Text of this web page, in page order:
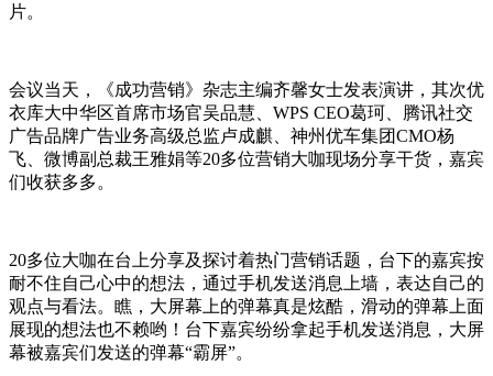
片。
会议当天，《成功营销》杂志主编齐馨女士发表演讲，其次优
衣库大中华区首席市场官吴品慧、WPS CEO葛珂、腾讯社交
广告品牌广告业务高级总监卢成麒、神州优车集团CMO杨
飞、微博副总裁王雅娟等20多位营销大咖现场分享干货，嘉宾
们收获多多。
20多位大咖在台上分享及探讨着热门营销话题，台下的嘉宾按
耐不住自己心中的想法，通过手机发送消息上墙，表达自己的
观点与看法。瞧，大屏幕上的弹幕真是炫酷，滑动的弹幕上面
展现的想法也不赖哟！台下嘉宾纷纷拿起手机发送消息，大屏
幕被嘉宾们发送的弹幕“霸屏”。